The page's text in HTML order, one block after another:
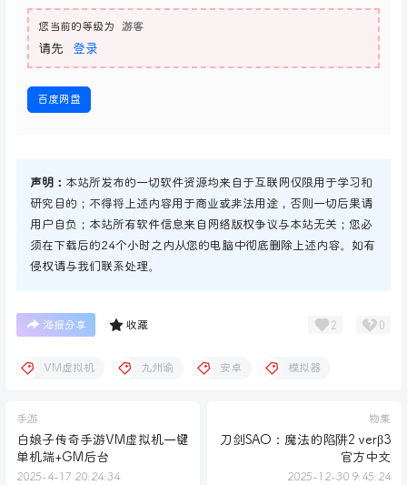
您当前的等级为 游客
请先 登录
百度网盘
声明： 本站所发布的一切软件资源均来自于互联网仅限用于学习和
研究目的；不得将上述内容用于商业或非法用途，否则一切后果请
用户自负；本站所有软件信息来自网络版权争议与本站无关；您必
须在下载后的24个小时之内从您的电脑中彻底删除上述内容。如有
侵权请与我们联系处理。
海报分享 收藏 2 0
VM虚拟机 九州谕 安卓 模拟器
手游
白娘子传奇手游VM虚拟机一键
单机端+GM后台
2025-4-17 20:24:34
物集
刀剑SAO：魔法的陷阱2 verβ3
官方中文
2025-12-30 9:45:24